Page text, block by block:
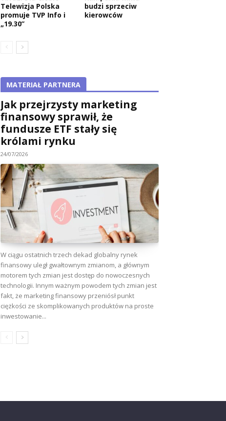
Telewizja Polska
promuje TVP Info i
„19.30”
budzi sprzeciw
kierowców
MATERIAŁ PARTNERA
Jak przejrzysty marketing
finansowy sprawił, że
fundusze ETF stały się
królami rynku
24/07/2026
W ciągu ostatnich trzech dekad globalny rynek
finansowy uległ gwałtownym zmianom, a głównym
motorem tych zmian jest dostęp do nowoczesnych
technologii. Innym ważnym powodem tych zmian jest
fakt, że marketing finansowy przeniósł punkt
ciężkości ze skomplikowanych produktów na proste
inwestowanie...